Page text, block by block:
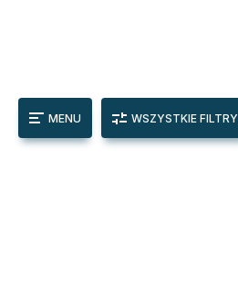
MENU WSZYSTKIE FILTRY